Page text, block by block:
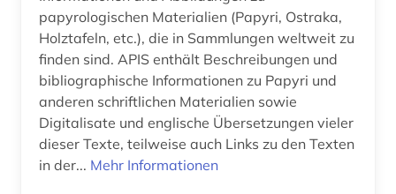
geschichte 336 v. chr.-31 v. chr. (1)
geschichte 353 - 378 (1)
geschichte 400-1200 (1)
geschichte 400-1700 (1)
papyrologischen Materialien (Papyri, Ostraka,
Holztafeln, etc.), die in Sammlungen weltweit zu
finden sind. APIS enthält Beschreibungen und
bibliographische Informationen zu Papyri und
anderen schriftlichen Materialien sowie
Digitalisate und englische Übersetzungen vieler
dieser Texte, teilweise auch Links zu den Texten
in der... Mehr Informationen